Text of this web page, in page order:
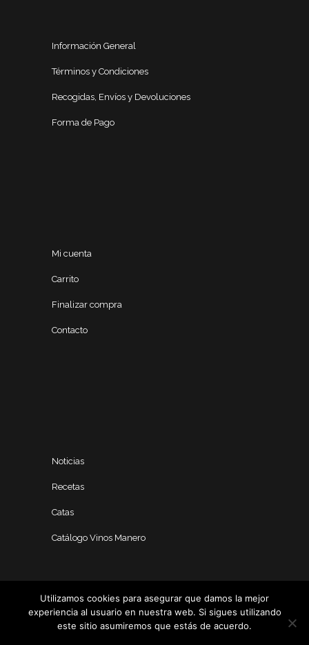
Información General
Términos y Condiciones
Recogidas, Envíos y Devoluciones
Forma de Pago
Mi cuenta
Carrito
Finalizar compra
Contacto
Noticias
Recetas
Catas
Catálogo Vinos Manero
Utilizamos cookies para asegurar que damos la mejor
experiencia al usuario en nuestra web. Si sigues utilizando
este sitio asumiremos que estás de acuerdo.